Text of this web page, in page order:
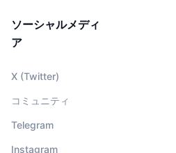
ソーシャルメディ
ア
X (Twitter)
コミュニティ
Telegram
Instagram